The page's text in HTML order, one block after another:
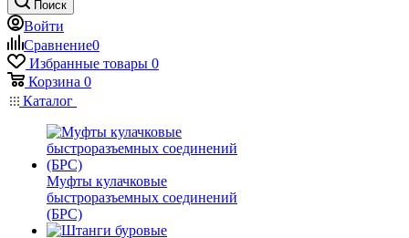
Поиск
Войти
Сравнение0
Избранные товары 0
Корзина 0
Каталог
Муфты кулачковые
быстроразъемных соединений
(БРС)